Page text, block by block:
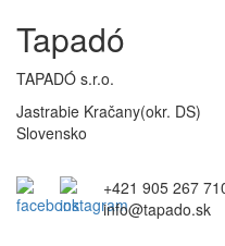
Tapadó
TAPADÓ s.r.o.
Jastrabie Kračany(okr. DS)
Slovensko
+421 905 267
info@tapado.sk